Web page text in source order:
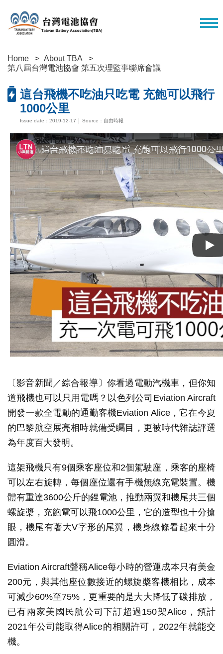
Home
About TBA
第八屆台灣電池協會 第五次理監事聯席會議
這台飛機不吃油只吃電 充飽可以飛行
1000公里
Issue date：2019-12-17 │ Source：自由時報
〔影音新聞／綜合報導〕你看過電動汽機車，但你知
道飛機也可以只用電嗎？以色列公司Eviation Aircraft
開發一款全電動的通勤客機Eviation Alice，它在今夏
的巴黎航空展亮相時就備受矚目，更被時代雜誌評選
為年度百大發明。
這架飛機只有9個乘客座位和2個駕駛座，乘客的座椅
可以左右旋轉，每個座位還有手機無線充電裝置。機
體有重達3600公斤的鋰電池，推動兩翼和機尾共三個
螺旋槳，充飽電可以飛1000公里，它的造型也十分搶
眼，機尾有著大V字形的尾翼，機身線條看起來十分
圓滑。
Eviation Aircraft聲稱Alice每小時的營運成本只有美金
200元，與其他座位數接近的螺旋槳客機相比，成本
可減少60%至75%，更重要的是大大降低了碳排放，
已有兩家美國民航公司下訂超過150架Alice，預計
2021年公司能取得Alice的相關許可，2022年就能交
機。